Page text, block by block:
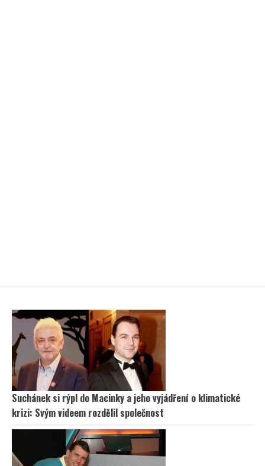
Suchánek si rýpl do Macinky a jeho vyjádření o klimatické
krizi: Svým videem rozdělil společnost